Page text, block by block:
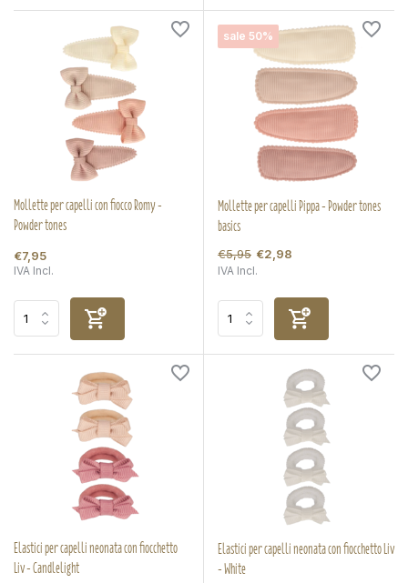
Mollette per capelli con fiocco Romy -
Powder tones
€7,95
IVA Incl.
sale 50%
Mollette per capelli Pippa - Powder tones
basics
€5,95 €2,98
IVA Incl.
Elastici per capelli neonata con fiocchetto
Liv - Candlelight
Elastici per capelli neonata con fiocchetto Liv
- White